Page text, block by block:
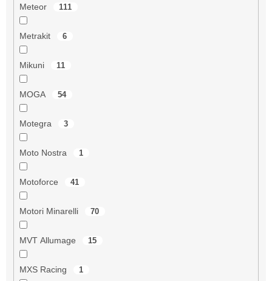
Meteor 111
Metrakit 6
Mikuni 11
MOGA 54
Motegra 3
Moto Nostra 1
Motoforce 41
Motori Minarelli 70
MVT Allumage 15
MXS Racing 1